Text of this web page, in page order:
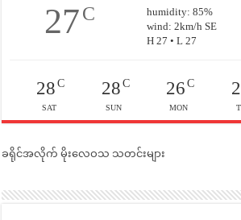
27C
humidity: 85%
wind: 2km/h SE
H 27 • L 27
28C
SAT
28C
SUN
26 C
MON
ခရိုင်အလိုက် မိုးလေဝသ သတင်းများ